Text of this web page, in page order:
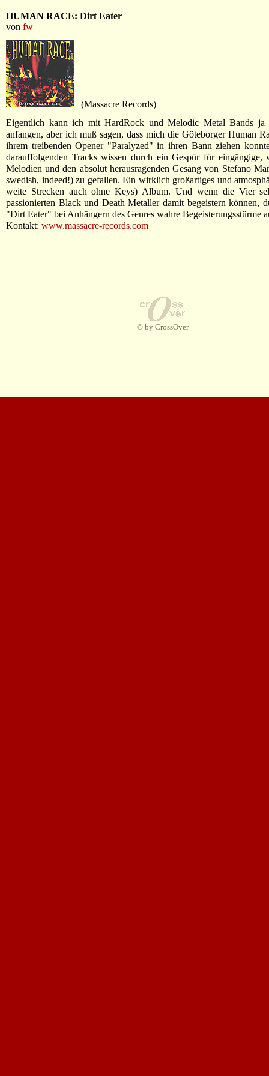
HUMAN RACE: Dirt Eater
von fw
(Massacre Records)
Eigentlich kann ich mit HardRock und Melodic Metal Bands
anfangen, aber ich muß sagen, dass mich die Göteborger Human
ihrem treibenden Opener "Paralyzed" in ihren Bann ziehen
darauffolgenden Tracks wissen durch ein Gespür für eingängige,
Melodien und den absolut herausragenden Gesang von Stefano
swedish, indeed!) zu gefallen. Ein wirklich großartiges und
weite Strecken auch ohne Keys) Album. Und wenn die Vier
passionierten Black und Death Metaller damit begeistern können,
"Dirt Eater" bei Anhängern des Genres wahre Begeisterungsstürme
Kontakt: www.massacre-records.com
© by CrossOver